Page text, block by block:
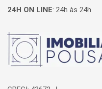
24H ON LINE: 24h às 24h
Página inicial